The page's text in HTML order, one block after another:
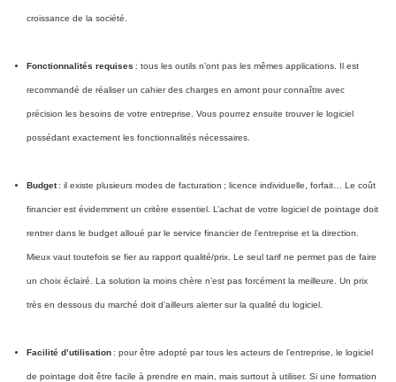
croissance de la société.
Fonctionnalités requises : tous les outils n’ont pas les mêmes applications. Il est
recommandé de réaliser un cahier des charges en amont pour connaître avec
précision les besoins de votre entreprise. Vous pourrez ensuite trouver le logiciel
possédant exactement les fonctionnalités nécessaires.
Budget: il existe plusieurs modes de facturation ; licence individuelle, forfait… Le coût
financier est évidemment un critère essentiel. L’achat de votre logiciel de pointage doit
rentrer dans le budget alloué par le service financier de l’entreprise et la direction.
Mieux vaut toutefois se fier au rapport qualité/prix. Le seul tarif ne permet pas de faire
un choix éclairé. La solution la moins chère n’est pas forcément la meilleure. Un prix
très en dessous du marché doit d’ailleurs alerter sur la qualité du logiciel.
Facilité d’utilisation : pour être adopté par tous les acteurs de l’entreprise, le logiciel
de pointage doit être facile à prendre en main, mais surtout à utiliser. Si une formation